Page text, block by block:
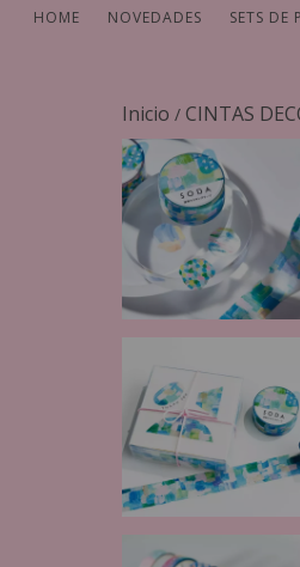
HOME NOVEDADES SETS DE
Inicio / CINTAS